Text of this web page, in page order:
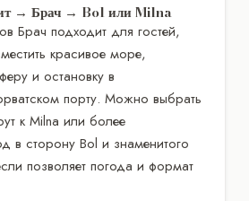
→ Брач → Bol или Milna
Брач подходит для гостей,
красивое море,
и остановку в
порту. Можно выбрать
к Milna или более
в сторону Bol и знаменитого
позволяет погода и формат